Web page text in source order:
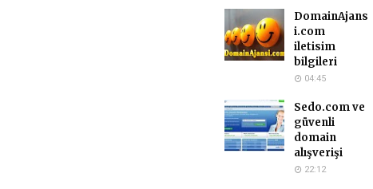
DomainAjans
i.com
iletisim
bilgileri
04:45
Sedo.com ve
güvenli
domain
alışverişi
22:12